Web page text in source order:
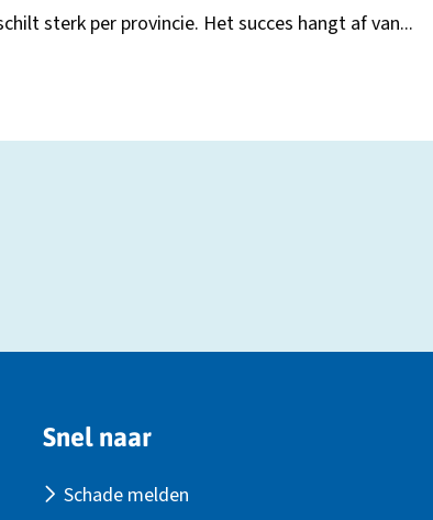
sterk per provincie. Het succes hangt af van...
Snel naar
Schade melden